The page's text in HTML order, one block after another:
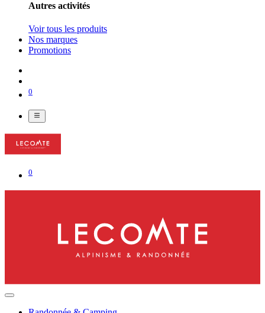
Autres activités
Voir tous les produits
Nos marques
Promotions
0
0